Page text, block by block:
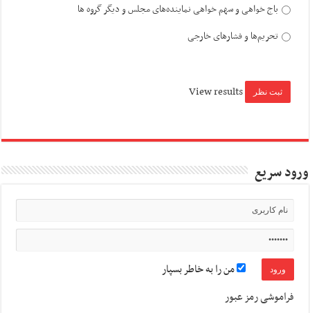
باج خواهی و سهم خواهی نماینده‌های مجلس و دیگر گروه ها
تحریم‌ها و فشارهای خارجی
View results
ورود سریع
من را به خاطر بسپار
فراموشی رمز عبور